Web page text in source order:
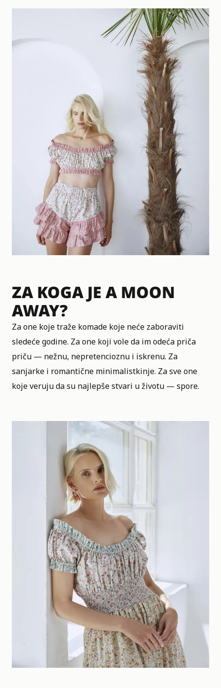
ZA KOGA JE A MOON
AWAY?
Za one koje traže komade koje neće zaboraviti
sledeće godine. Za one koji vole da im odeća priča
priču — nežnu, nepretencioznu i iskrenu. Za
sanjarke i romantične minimalistkinje. Za sve one
koje veruju da su najlepše stvari u životu — spore.